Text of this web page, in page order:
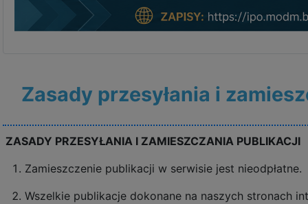
Zasady przesyłania i
ZASADY PRZESYŁANIA I ZAMIESZCZANIA PUBLIKACJI
Zamieszczenie publikacji w serwisie jest nieodpłatne.
Wszelkie publikacje dokonane na naszych stronach